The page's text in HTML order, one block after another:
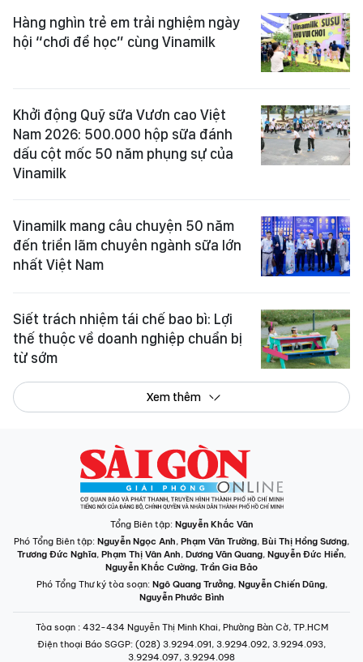
Hàng nghìn trẻ em trải nghiệm ngày
hội “chơi để học” cùng Vinamilk
Khởi động Quỹ sữa Vươn cao Việt
Nam 2026: 500.000 hộp sữa đánh
dấu cột mốc 50 năm phụng sự của
Vinamilk
Vinamilk mang câu chuyện 50 năm
đến triển lãm chuyên ngành sữa lớn
nhất Việt Nam
Siết trách nhiệm tái chế bao bì: Lợi
thế thuộc về doanh nghiệp chuẩn bị
từ sớm
Xem thêm
Tổng Biên tập: Nguyễn Khắc Văn
Phó Tổng Biên tập: Nguyễn Ngọc Anh, Phạm Văn Trường, Bùi Thị Hồng Sương,
Trương Đức Nghĩa, Phạm Thị Vân Anh, Dương Văn Quang, Nguyễn Đức Hiển,
Nguyễn Khắc Cường, Trần Gia Bảo
Phó Tổng Thư ký tòa soạn: Ngô Quang Trưởng, Nguyễn Chiến Dũng,
Nguyễn Phước Bình
Tòa soạn : 432-434 Nguyễn Thị Minh Khai, Phường Bàn Cờ, TP.HCM
Điện thoại Báo SGGP: (028) 3.9294.091, 3.9294.092, 3.9294.093,
3.9294.097, 3.9294.098